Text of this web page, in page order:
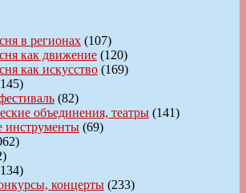
в регионах (107)
как движение (120)
как искусство (169)
(82)
объединения, театры (141)
инструменты (69)
концерты (233)